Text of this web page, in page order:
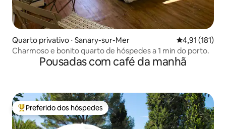
Quarto privativo ⋅ Sanary-sur-Mer 4,91 de uma
4,91 (181)
Charmoso e bonito quarto de hóspedes a 1 min do porto.
Pousadas com café da manhã
Entre os melhores preferidos dos hóspedes
Preferido dos hóspedes